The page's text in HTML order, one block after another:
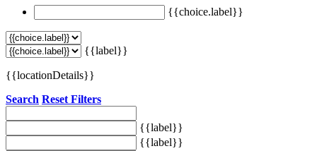
{{choice.label}}
{{label}}
{{locationDetails}}
Search Reset Filters
{{label}}
{{label}}